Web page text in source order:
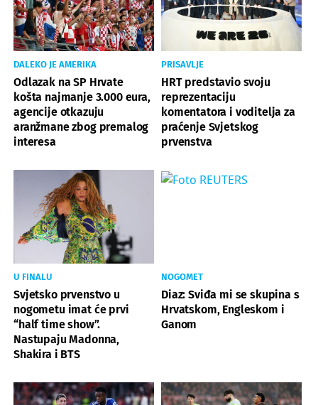
DALEKO JE AMERIKA
Odlazak na SP Hrvate
košta najmanje 3.000 eura,
agencije otkazuju
aranžmane zbog premalog
interesa
PRISAVLJE
HRT predstavio svoju
reprezentaciju
komentatora i voditelja za
praćenje Svjetskog
prvenstva
U FINALU
Svjetsko prvenstvo u
nogometu imat će prvi
“half time show”.
Nastupaju Madonna,
Shakira i BTS
NOGOMET
Diaz: Sviđa mi se skupina s
Hrvatskom, Engleskom i
Ganom